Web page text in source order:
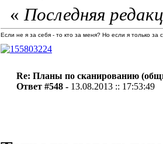
«Последняя
Если не я за себя - то кто за меня? Но если я только
Re: Планы по сканированию
Ответ #548 - 13.08.2013 :: 17:53:49